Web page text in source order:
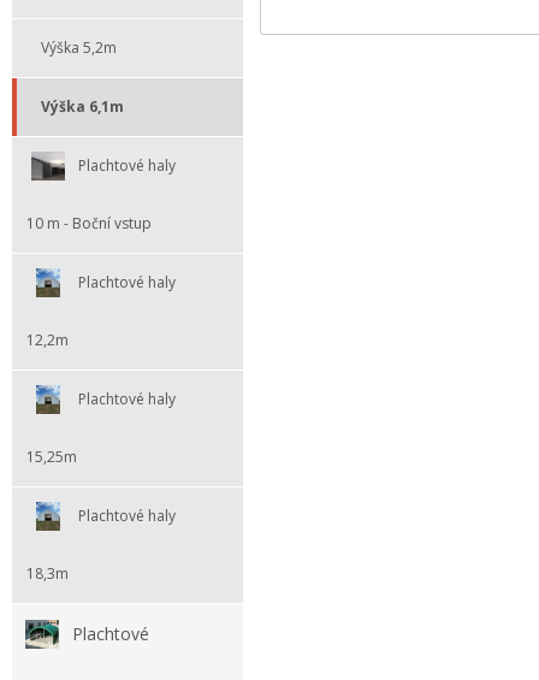
Výška 5,2m
Výška 6,1m
Plachtové haly
10 m - Boční vstup
Plachtové haly
12,2m
Plachtové haly
15,25m
Plachtové haly
18,3m
Plachtové